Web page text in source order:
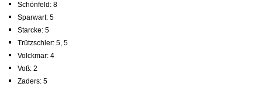
Schönfeld: 8
Sparwart: 5
Starcke: 5
Trützschler: 5, 5
Volckmar: 4
Voß: 2
Zaders: 5